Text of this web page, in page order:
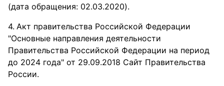
(дата обращения: 02.03.2020).
Акт правительства Российской Федерации
"Основные направления деятельности
Правительства Российской Федерации на период
до 2024 года" от 29.09.2018 Сайт Правительства
России.